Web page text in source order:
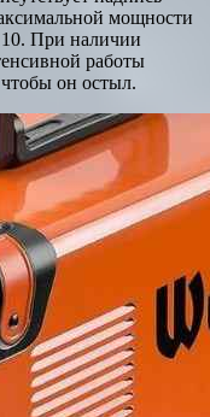
мощности
10. При наличии
работы
он остыл.